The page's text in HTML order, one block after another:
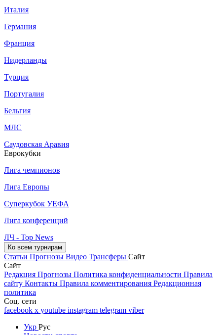
Италия
Германия
Франция
Нидерланды
Турция
Португалия
Бельгия
МЛС
Саудовская Аравия
Еврокубки
Лига чемпионов
Лига Европы
Суперкубок УЕФА
Лига конференций
ЛЧ - Top News
Ко всем турнирам
Статьи Прогнозы Видео Трансферы Сайт
Сайт
Редакция Прогнозы Политика конфиденциальности Правила
сайту Контакты Правила комментирования Редакционная
политика
Соц. сети
facebook x youtube instagram telegram viber
Укр Рус